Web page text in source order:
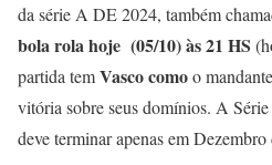
da série A DE 2024, também
bola rola hoje (05/10) às 21 HS
partida temVascocomoo
vitória sobre seus domínios. A
deve terminar apenas em Dezembro